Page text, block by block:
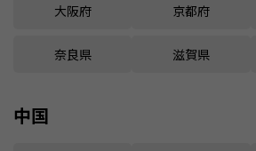
大阪府 京都府
奈良県 滋賀県
中国